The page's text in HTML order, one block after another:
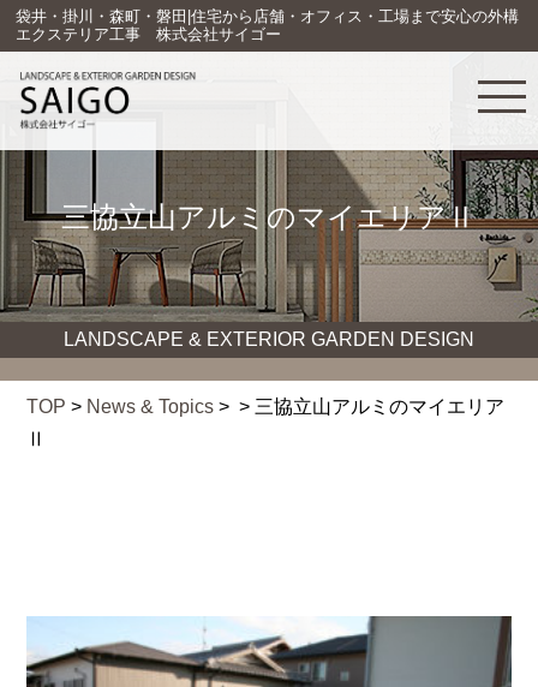
袋井・掛川・森町・磐田|住宅から店舗・オフィス・工場まで安心の外構
エクステリア工事 株式会社サイゴー
三協立山アルミのマイエリアⅡ
LANDSCAPE & EXTERIOR GARDEN DESIGN
TOP > News & Topics > > 三協立山アルミのマイエリア
Ⅱ